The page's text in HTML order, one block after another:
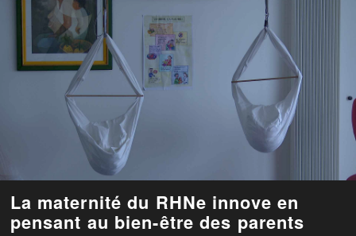
La maternité du RHNe innove en
pensant au bien-être des parents